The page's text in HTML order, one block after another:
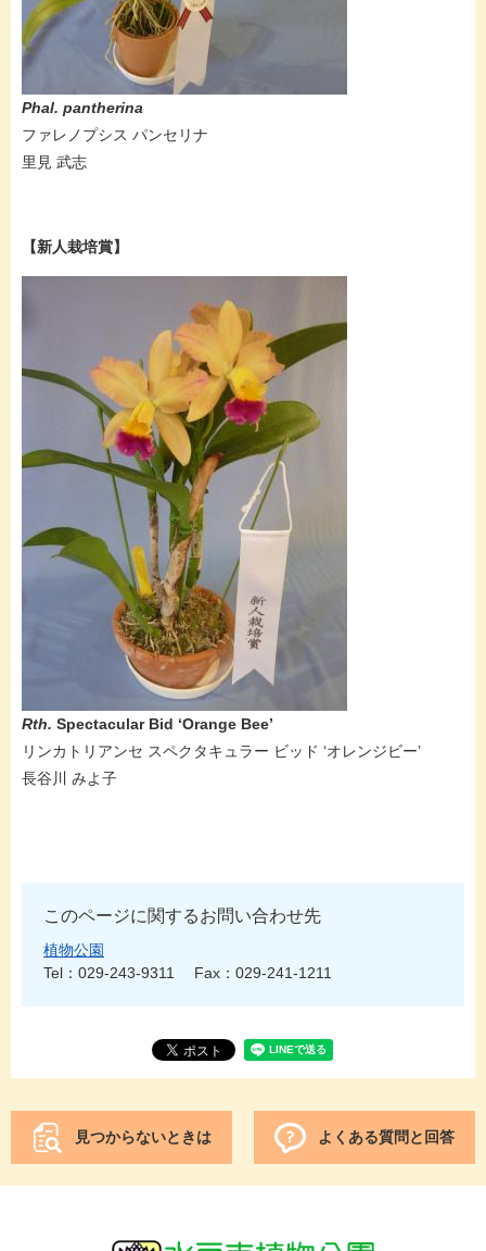
Phal. pantherina
ファレノプシス パンセリナ
里見 武志
【新人栽培賞】
Rth. Spectacular Bid ‘Orange Bee’
リンカトリアンセ スペクタキュラー ビッド ‘オレンジビー’
長谷川 みよ子
このページに関するお問い合わせ先
植物公園
Tel：029-243-9311
Fax：029-241-1211
見つからないときは よくある質問と回答